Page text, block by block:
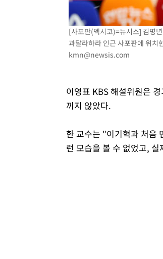
[사포판(멕시코)=뉴시스] 김명
과달라하라 인근 사포판에 위
kmn@newsis.com
이영표 KBS 해설위원은
끼지 않았다.
한 교수는 "이기혁과 처음
런 모습을 볼 수 없었고,